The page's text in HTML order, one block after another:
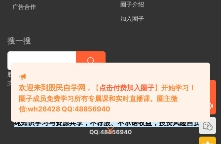
广告合作
圈子介绍
加入圈子
搜一搜
股票 |直播| 外汇| 期货 |金融理财一站
式学习平台
纯知识学习与资源共享，不荐股、不承诺收益，投资风险自负。
QQ:48856940
欢迎来到股民自学网 ， 【 点击付费加入圈子】开始学习！
圈子成员免费学习所有专属课和实时直播课。 圈主微
信:wh26428 QQ:48856940